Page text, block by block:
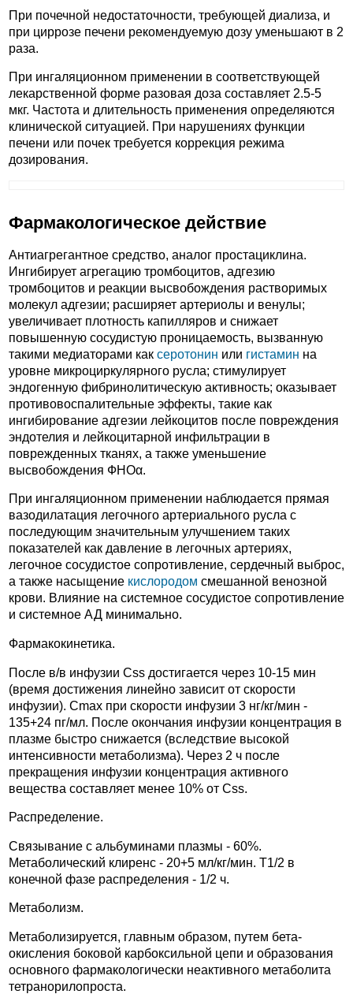
При почечной недостаточности, требующей диализа, и
при циррозе печени рекомендуемую дозу уменьшают в 2
раза.
При ингаляционном применении в соответствующей
лекарственной форме разовая доза составляет 2.5-5
мкг. Частота и длительность применения определяются
клинической ситуацией. При нарушениях функции
печени или почек требуется коррекция режима
дозирования.
Фармакологическое действие
Антиагрегантное средство, аналог простациклина.
Ингибирует агрегацию тромбоцитов, адгезию
тромбоцитов и реакции высвобождения растворимых
молекул адгезии; расширяет артериолы и венулы;
увеличивает плотность капилляров и снижает
повышенную сосудистую проницаемость, вызванную
такими медиаторами как серотонин или гистамин на
уровне микроциркулярного русла; стимулирует
эндогенную фибринолитическую активность; оказывает
противовоспалительные эффекты, такие как
ингибирование адгезии лейкоцитов после повреждения
эндотелия и лейкоцитарной инфильтрации в
поврежденных тканях, а также уменьшение
высвобождения ФНОα.
При ингаляционном применении наблюдается прямая
вазодилатация легочного артериального русла с
последующим значительным улучшением таких
показателей как давление в легочных артериях,
легочное сосудистое сопротивление, сердечный выброс,
а также насыщение кислородом смешанной венозной
крови. Влияние на системное сосудистое сопротивление
и системное АД минимально.
Фармакокинетика.
После в/в инфузии Css достигается через 10-15 мин
(время достижения линейно зависит от скорости
инфузии). Cmax при скорости инфузии 3 нг/кг/мин -
135+24 пг/мл. После окончания инфузии концентрация в
плазме быстро снижается (вследствие высокой
интенсивности метаболизма). Через 2 ч после
прекращения инфузии концентрация активного
вещества составляет менее 10% от Css.
Распределение.
Связывание с альбуминами плазмы - 60%.
Метаболический клиренс - 20+5 мл/кг/мин. T1/2 в
конечной фазе распределения - 1/2 ч.
Метаболизм.
Метаболизируется, главным образом, путем бета-
окисления боковой карбоксильной цепи и образования
основного фармакологически неактивного метаболита
тетранорилопроста.